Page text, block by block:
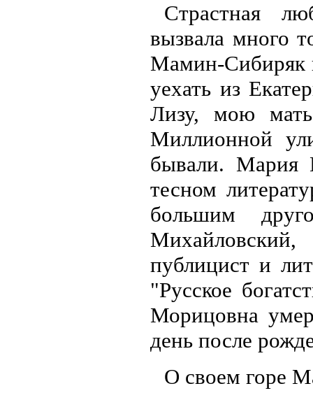
Страстная
вызвала много
Мамин-Сибиряк
уехать из
Лизу, мою
Миллионной
бывали. Мария
тесном
большим
публицист и
"Русское
Морицовна
день после
О своем горе